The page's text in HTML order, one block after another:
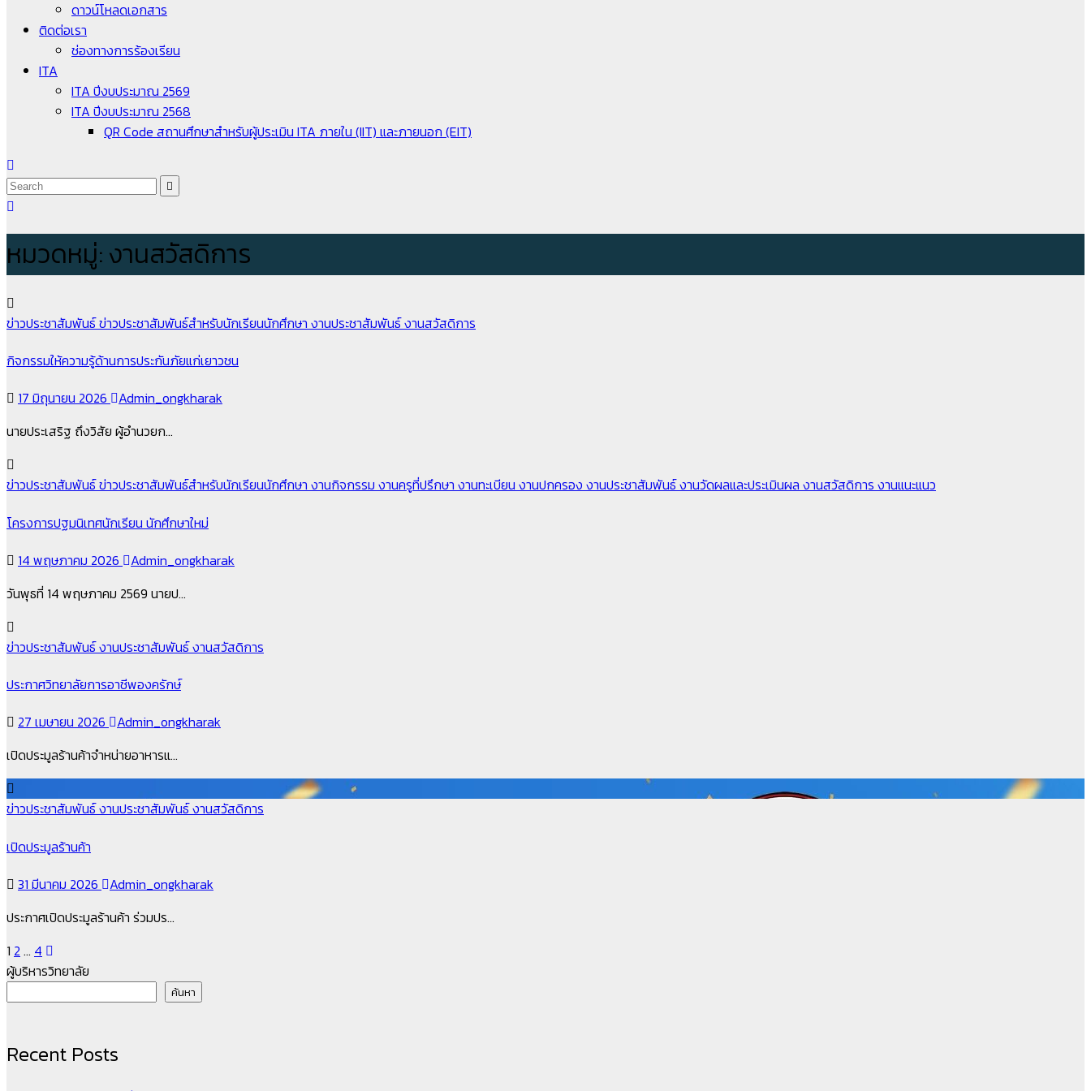
ดาวน์โหลดเอกสาร
ติดต่อเรา
ช่องทางการร้องเรียน
ITA
ITA ปีงบประมาณ 2569
ITA ปีงบประมาณ 2568
QR Code สถานศึกษาสำหรับผู้ประเมิน ITA ภายใน (IIT) และภายนอก (EIT)
หมวดหมู่:งานสวัสดิการ
ข่าวประชาสัมพันธ์ข่าวประชาสัมพันธ์สำหรับนักเรียนนักศึกษา งานประชาสัมพันธ์งานสวัสดิการ
กิจกรรมให้ความรู้ด้านการประกันภัยแก่เยาวชน
17 มิถุนายน 2026
Admin_ongkharak
นายประเสริฐ ถึงวิสัย ผู้อำนวยก…
ข่าวประชาสัมพันธ์ข่าวประชาสัมพันธ์สำหรับนักเรียนนักศึกษา งานกิจกรรม งานครูที่ปรึกษา งานทะเบียน งานปกครอง งานประชาสัมพันธ์งานวัดผลและประเมินผล งานสวัสดิการ งานแนะแนว
โครงการปฐมนิเทศนักเรียน นักศึกษาใหม่
14 พฤษภาคม 2026
Admin_ongkharak
วันพุธที่ 14 พฤษภาคม 2569 นายป…
ข่าวประชาสัมพันธ์งานประชาสัมพันธ์งานสวัสดิการ
ประกาศวิทยาลัยการอาชีพองครักษ์
27 เมษายน 2026
Admin_ongkharak
เปิดประมูลร้านค้าจำหน่ายอาหารแ…
ข่าวประชาสัมพันธ์งานประชาสัมพันธ์งานสวัสดิการ
เปิดประมูลร้านค้า
31 มีนาคม 2026
Admin_ongkharak
ประกาศเปิดประมูลร้านค้า ร่วมปร…
Posts
pagination
1 2 … 4
ผู้บริหารวิทยาลัย
ค้นหา
Recent Posts